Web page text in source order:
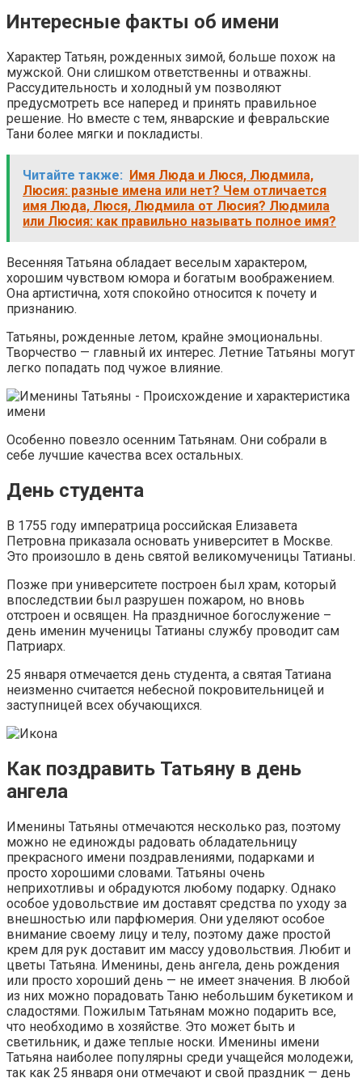
Интересные факты об имени
Характер Татьян, рожденных зимой, больше похож на
мужской. Они слишком ответственны и отважны.
Рассудительность и холодный ум позволяют
предусмотреть все наперед и принять правильное
решение. Но вместе с тем, январские и февральские
Тани более мягки и покладисты.
Читайте также: Имя Люда и Люся, Людмила,
Люсия: разные имена или нет? Чем отличается
имя Люда, Люся, Людмила от Люсия? Людмила
или Люсия: как правильно называть полное имя?
Весенняя Татьяна обладает веселым характером,
хорошим чувством юмора и богатым воображением.
Она артистична, хотя спокойно относится к почету и
признанию.
Татьяны, рожденные летом, крайне эмоциональны.
Творчество — главный их интерес. Летние Татьяны могут
легко попадать под чужое влияние.
Особенно повезло осенним Татьянам. Они собрали в
себе лучшие качества всех остальных.
День студента
В 1755 году императрица российская Елизавета
Петровна приказала основать университет в Москве.
Это произошло в день святой великомученицы Татианы.
Позже при университете построен был храм, который
впоследствии был разрушен пожаром, но вновь
отстроен и освящен. На праздничное богослужение –
день именин мученицы Татианы службу проводит сам
Патриарх.
25 января отмечается день студента, а святая Татиана
неизменно считается небесной покровительницей и
заступницей всех обучающихся.
Как поздравить Татьяну в день
ангела
Именины Татьяны отмечаются несколько раз, поэтому
можно не единожды радовать обладательницу
прекрасного имени поздравлениями, подарками и
просто хорошими словами. Татьяны очень
неприхотливы и обрадуются любому подарку. Однако
особое удовольствие им доставят средства по уходу за
внешностью или парфюмерия. Они уделяют особое
внимание своему лицу и телу, поэтому даже простой
крем для рук доставит им массу удовольствия. Любит и
цветы Татьяна. Именины, день ангела, день рождения
или просто хороший день — не имеет значения. В любой
из них можно порадовать Таню небольшим букетиком и
сладостями. Пожилым Татьянам можно подарить все,
что необходимо в хозяйстве. Это может быть и
светильник, и даже теплые носки. Именины имени
Татьяна наиболее популярны среди учащейся молодежи,
так как 25 января они отмечают и свой праздник — день